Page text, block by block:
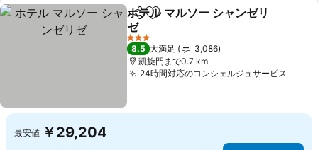
シェアお気に入りに追加
ホテル マルソー シャンゼリ
ゼ
3 ホテルのランク
8.5 大満足
3,086
凱旋門まで0.7 km
24時間対応のコンシェルジュサービス
最安値 ￥29,204